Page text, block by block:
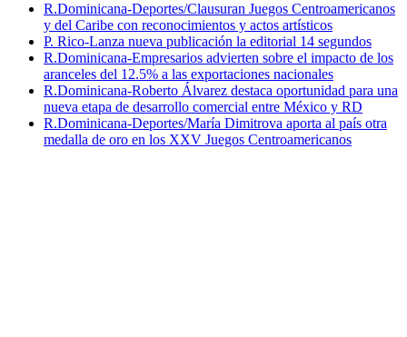
R.Dominicana-Deportes/Clausuran Juegos Centroamericanos
y del Caribe con reconocimientos y actos artísticos
P. Rico-Lanza nueva publicación la editorial 14 segundos
R.Dominicana-Empresarios advierten sobre el impacto de los
aranceles del 12.5% a las exportaciones nacionales
R.Dominicana-Roberto Álvarez destaca oportunidad para una
nueva etapa de desarrollo comercial entre México y RD
R.Dominicana-Deportes/María Dimitrova aporta al país otra
medalla de oro en los XXV Juegos Centroamericanos